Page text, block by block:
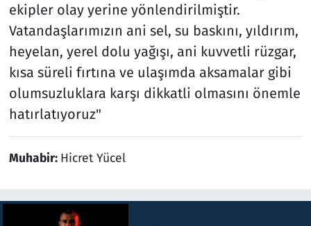
ekipler olay yerine yönlendirilmiştir.
Vatandaşlarımızın ani sel, su baskını, yıldırım,
heyelan, yerel dolu yağışı, ani kuvvetli rüzgar,
kısa süreli fırtına ve ulaşımda aksamalar gibi
olumsuzluklara karşı dikkatli olmasını önemle
hatırlatıyoruz"
Muhabir: Hicret Yücel